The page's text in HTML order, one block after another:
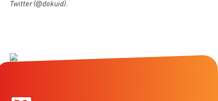
Twitter (@dokuid).